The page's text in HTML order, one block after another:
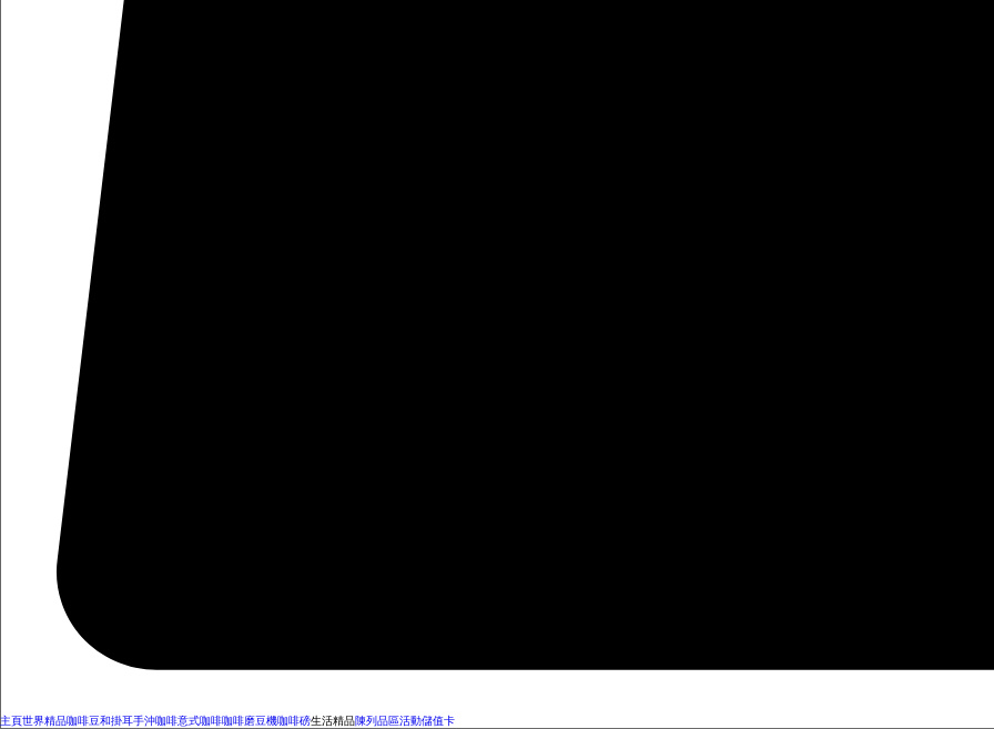
主頁世界精品咖啡豆和掛耳手沖咖啡意式咖啡咖啡磨豆機咖啡磅生活精品陳列品區活動儲值卡